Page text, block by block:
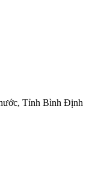
Tỉnh Bình Định